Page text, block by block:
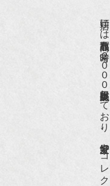
店頭には買取商品を常時２０００点以上展示販売しており、